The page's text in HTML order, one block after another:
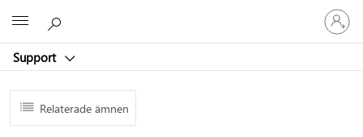
Support
Logga
in
på
konto
Relaterade ämnen